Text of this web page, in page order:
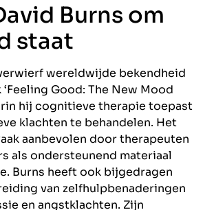
Burns om
staat
wereldwijde bekendheid
Good: The New Mood
hij cognitieve therapie toepast
klachten te behandelen. Het
aanbevolen door therapeuten
als ondersteunend materiaal
Burns heeft ook bijgedragen
van zelfhulpbenaderingen
en angstklachten. Zijn